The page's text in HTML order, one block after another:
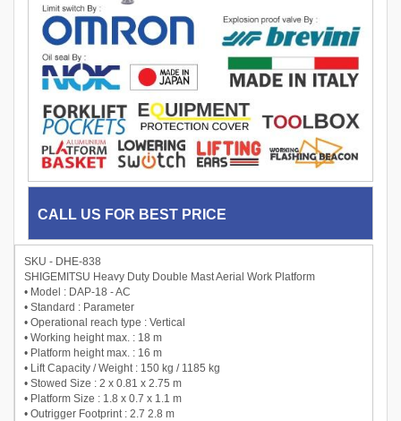
CALL US FOR BEST PRICE
SKU - DHE-838
SHIGEMITSU Heavy Duty Double Mast Aerial Work Platform
• Model : DAP-18 - AC
• Standard : Parameter
• Operational reach type : Vertical
• Working height max. : 18 m
• Platform height max. : 16 m
• Lift Capacity / Weight : 150 kg / 1185 kg
• Stowed Size : 2 x 0.81 x 2.75 m
• Platform Size : 1.8 x 0.7 x 1.1 m
• Outrigger Footprint : 2.7 2.8 m